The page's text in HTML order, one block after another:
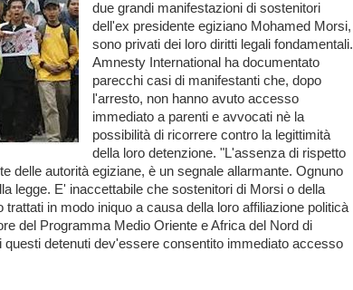
due grandi manifestazioni di sostenitori
dell'ex presidente egiziano Mohamed Morsi,
sono privati dei loro diritti legali fondamentali.
Amnesty International ha documentato
parecchi casi di manifestanti che, dopo
l'arresto, non hanno avuto accesso
immediato a parenti e avvocati nè la
possibilità di ricorrere contro la legittimità
della loro detenzione. "L'assenza di rispetto
delle autorità egiziane, è un segnale allarmante. Ognuno
legge. E' inaccettabile che sostenitori di Morsi o della
trattati in modo iniquo a causa della loro affiliazione politicà
del Programma Medio Oriente e Africa del Nord di
questi detenuti dev'essere consentito immediato accesso